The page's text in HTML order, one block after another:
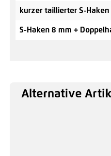
kurzer taillierter S-Haken
S-Haken 8 mm +
Alternative